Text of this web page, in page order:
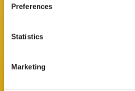
Preferences
Statistics
Marketing